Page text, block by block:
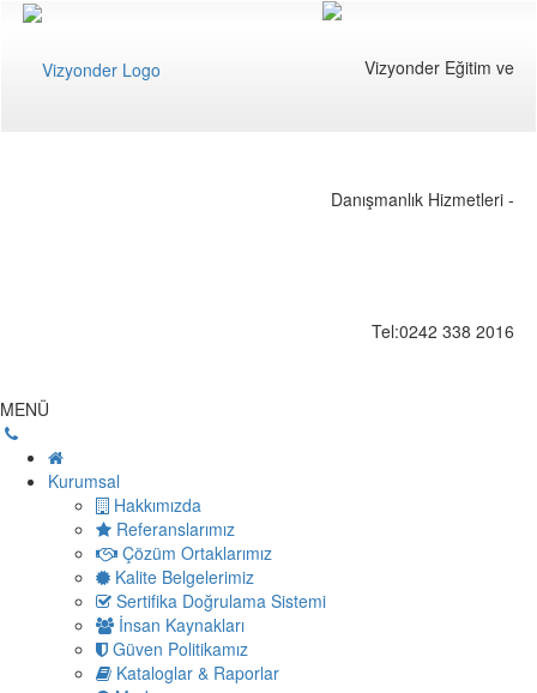
MENÜ
Kurumsal
Hakkımızda
Referanslarımız
Çözüm Ortaklarımız
Kalite Belgelerimiz
Sertifika Doğrulama Sistemi
İnsan Kaynakları
Güven Politikamız
Kataloglar & Raporlar